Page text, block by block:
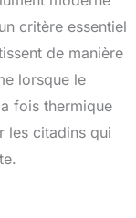
d'un
Son
à
lors
critère essentiel
de manière
lorsque le
fois thermique
les citadins qui